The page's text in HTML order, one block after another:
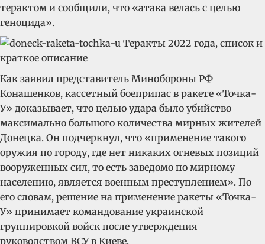
терактом и сообщили, что «атака велась с целью
геноцида».
Как заявил представитель Минобороны РФ
Конашенков, кассетный боеприпас в ракете «Точка-
У» доказывает, что целью удара было убийство
максимально большого количества мирных жителей
Донецка. Он подчеркнул, что «применение такого
оружия по городу, где нет никаких огневых позиций
вооруженных сил, то есть заведомо по мирному
населению, является военным преступлением». По
его словам, решение на применение ракеты «Точка-
У» принимает командование украинской
группировкой войск после утверждения
руководством ВСУ в Киеве.